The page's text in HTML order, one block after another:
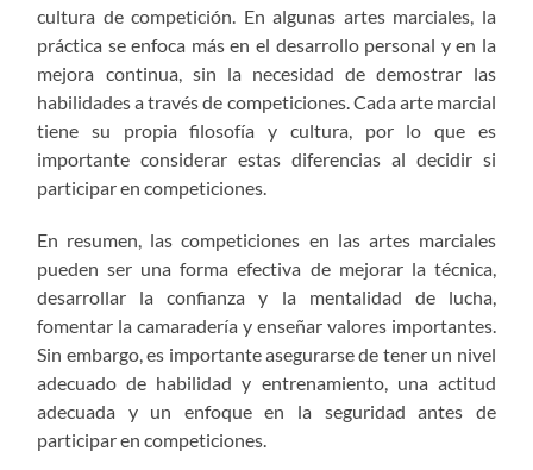
cultura de competición. En algunas artes marciales, la
práctica se enfoca más en el desarrollo personal y en la
mejora continua, sin la necesidad de demostrar las
habilidades a través de competiciones. Cada arte marcial
tiene su propia filosofía y cultura, por lo que es
importante considerar estas diferencias al decidir si
participar en competiciones.
En resumen, las competiciones en las artes marciales
pueden ser una forma efectiva de mejorar la técnica,
desarrollar la confianza y la mentalidad de lucha,
fomentar la camaradería y enseñar valores importantes.
Sin embargo, es importante asegurarse de tener un nivel
adecuado de habilidad y entrenamiento, una actitud
adecuada y un enfoque en la seguridad antes de
participar en competiciones.